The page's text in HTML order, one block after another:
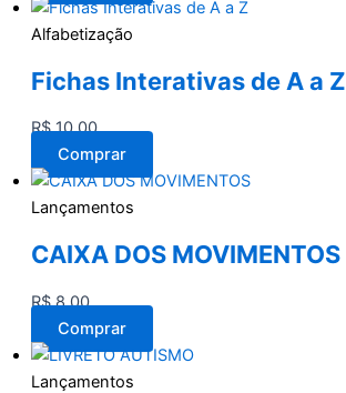
Alfabetização
Fichas Interativas de A a Z
R$10,00
Comprar
Lançamentos
CAIXA DOS MOVIMENTOS
R$8,00
Comprar
Lançamentos